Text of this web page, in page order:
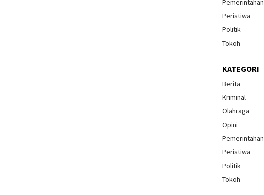
Pemerintahan
Peristiwa
Politik
Tokoh
KATEGORI
Berita
Kriminal
Olahraga
Opini
Pemerintahan
Peristiwa
Politik
Tokoh